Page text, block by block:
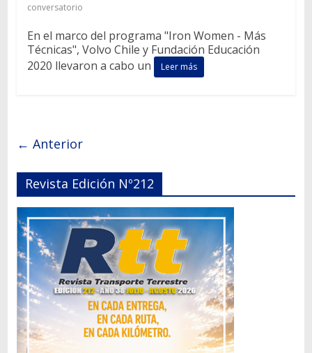
conversatorio
En el marco del programa "Iron Women - Más
Técnicas", Volvo Chile y Fundación Educación
2020 llevaron a cabo un
Leer más
← Anterior
Revista Edición Nº212